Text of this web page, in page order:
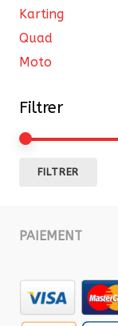
Karting
Quad
Moto
Filtrer
FILTRER
PAIEMENT